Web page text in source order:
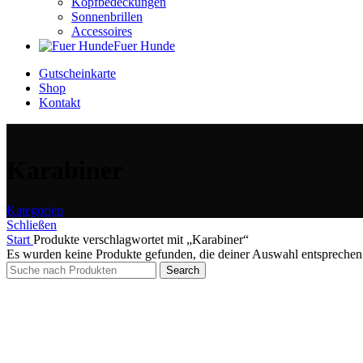
Sonnenbrillen
Accessoires
Fuer Hunde
Gutscheinkarte
Shop
Kontakt
Kategorien
Schließen
Start Produkte verschlagwortet mit „Karabiner“
Es wurden keine Produkte gefunden, die deiner Auswahl
Search